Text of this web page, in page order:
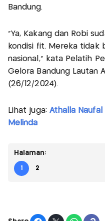
Bandung.
“Ya, Kakang dan Robi
kondisi fit. Mereka tidak
nasional,” kata Pelatih
Gelora Bandung Lautan
(26/12/2024).
Lihat juga: Athalla Naufal
Melinda
Halaman:
1 2